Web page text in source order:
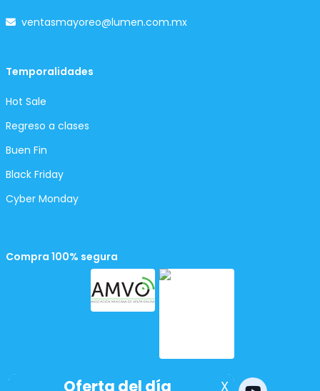
ventasmayoreo@lumen.com.mx
Temporalidades
Hot Sale
Regreso a clases
Buen Fin
Black Friday
Cyber Monday
Compra 100% segura